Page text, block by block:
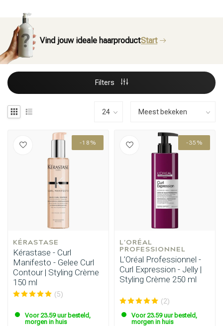
Vind jouw ideale haarproductStart
Filters
-18%
KÉRASTASE
Kérastase - Curl
Manifesto - Gelee Curl
Contour | Styling Crème
150 ml
(5)
Voor 23.59 uur besteld,
morgen in huis
-35%
L'ORÉAL
PROFESSIONNEL
L’Oréal Professionnel -
Curl Expression - Jelly |
Styling Crème 250 ml
(2)
Voor 23.59 uur besteld,
morgen in huis